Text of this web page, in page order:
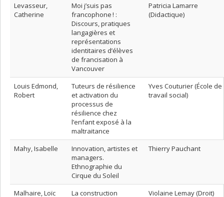
Levasseur,
Catherine
Moi j’suis pas
francophone ! :
Discours, pratiques
langagières et
représentations
identitaires d’élèves
de francisation à
Vancouver
Patricia Lamarre
(Didactique)
Louis Edmond,
Robert
Tuteurs de résilience
et activation du
processus de
résilience chez
l’enfant exposé à la
maltraitance
Yves Couturier (École de
travail social)
Mahy, Isabelle
Innovation, artistes et
managers.
Ethnographie du
Cirque du Soleil
Thierry Pauchant
Malhaire, Loïc
La construction
Violaine Lemay (Droit)